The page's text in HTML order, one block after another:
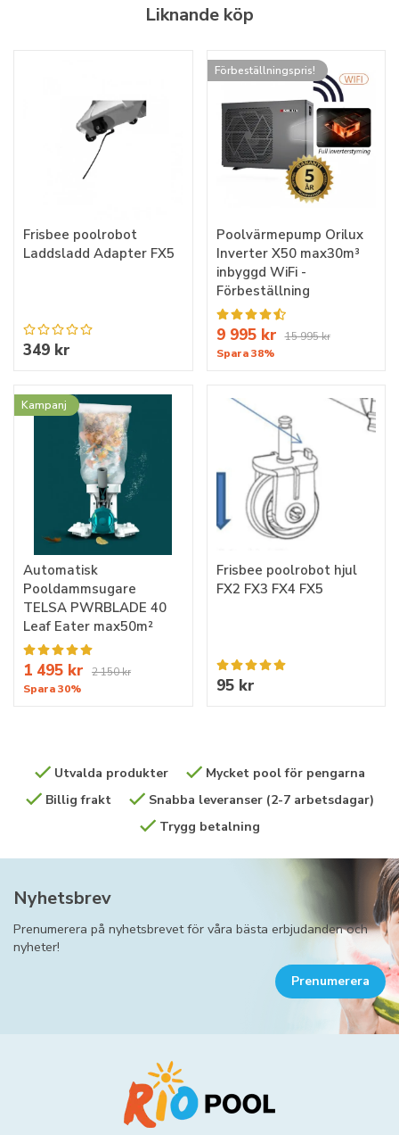
Liknande köp
Frisbee poolrobot
Laddsladd Adapter FX5
349 kr
Förbeställningspris!
Poolvärmepump Orilux
Inverter X50 max30m³
inbyggd WiFi -
Förbeställning
9 995 kr 15 995 kr
Spara 38%
Kampanj
Automatisk
Pooldammsugare
TELSA PWRBLADE 40
Leaf Eater max50m²
1 495 kr
2 150 kr
Spara 30%
Frisbee poolrobot hjul
FX2 FX3 FX4 FX5
95 kr
Utvalda produkter
Mycket pool för pengarna
Billig frakt
Snabba leveranser (2-7 arbetsdagar)
Trygg betalning
Nyhetsbrev
Prenumerera på nyhetsbrevet för våra bästa erbjudanden och
nyheter!
Prenumerera